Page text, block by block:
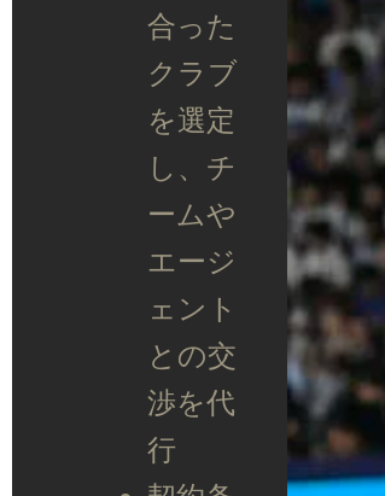
合った
クラブ
を選定
し、チ
ームや
エージ
ェント
との交
渉を代
行